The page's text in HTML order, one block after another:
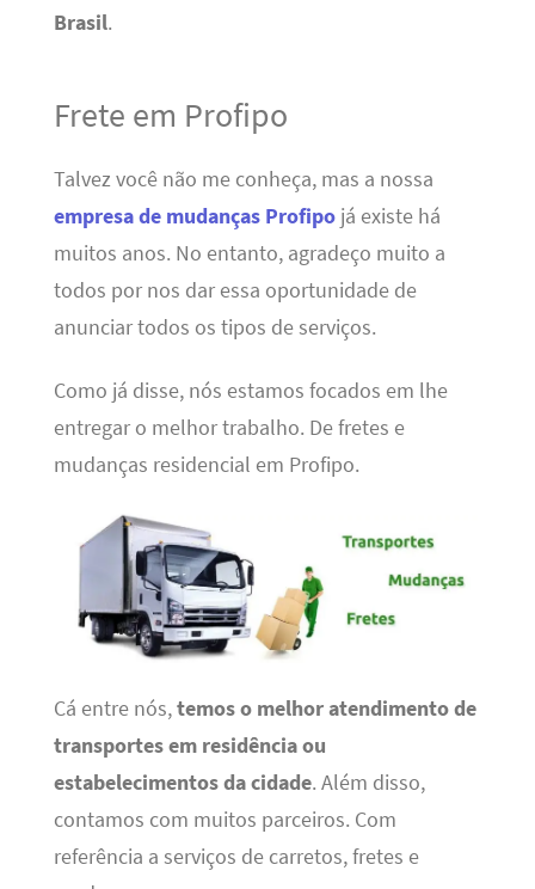
Brasil.
Frete em Profipo
Talvez você não me conheça, mas a nossa
empresa de mudanças Profipo já existe há
muitos anos. No entanto, agradeço muito a
todos por nos dar essa oportunidade de
anunciar todos os tipos de serviços.
Como já disse, nós estamos focados em lhe
entregar o melhor trabalho. De fretes e
mudanças residencial em Profipo.
Cá entre nós,temos o melhor atendimento de
transportes em residência ou
estabelecimentos da cidade. Além disso,
contamos com muitos parceiros. Com
referência a serviços de carretos, fretes e